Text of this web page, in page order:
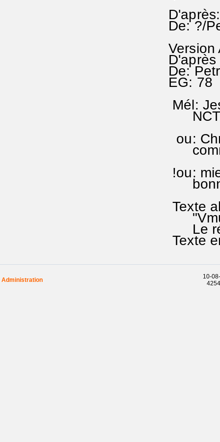
De: ?/
Version
De:
EG: 78
Mél:
ou:
!ou:
Texte
Le
Texte
Administration
10-